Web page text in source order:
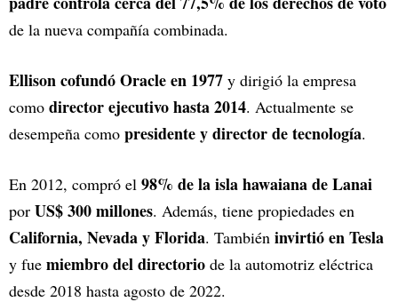
de la nueva compañía combinada.
Ellison cofundó Oracle en 1977 y dirigió la empresa
como director ejecutivo hasta 2014. Actualmente se
desempeña como presidente y director de tecnología.
En 2012, compró el 98% de la isla hawaiana de Lanai
por US$ 300 millones. Además, tiene propiedades en
California, Nevada y Florida. También invirtió en Tesla
y fue miembro del directorio de la automotriz eléctrica
desde 2018 hasta agosto de 2022.